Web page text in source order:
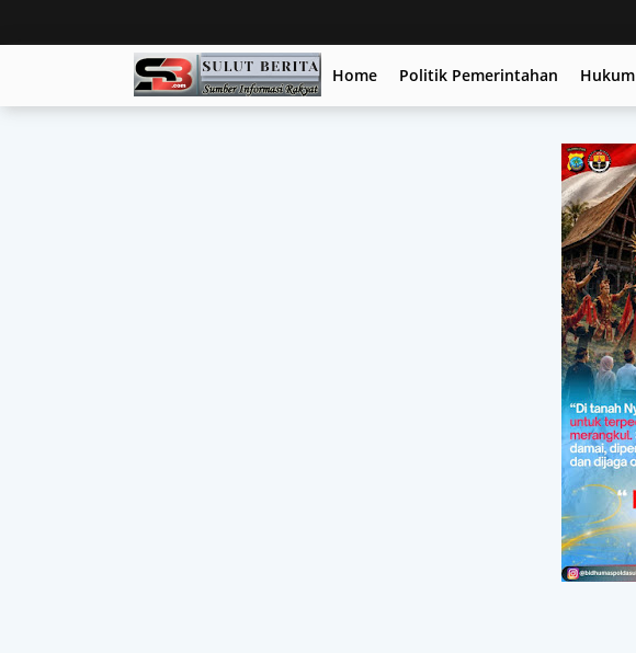
Home Politik Pemerintahan Hukum